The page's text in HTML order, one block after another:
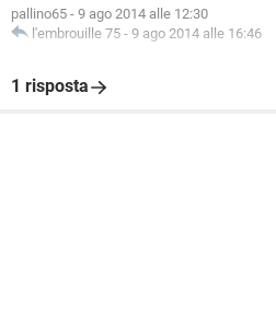
pallino65 - 9 ago 2014 alle 12:30
l'embrouille 75 - 9 ago 2014 alle 16:46
1 risposta